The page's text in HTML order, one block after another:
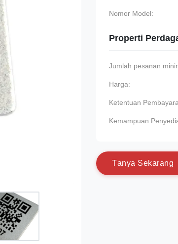
Nomor Model:
Properti
Jumlah pesanan
Harga:
Ketentuan
Kemampuan
Tanya Sekarang